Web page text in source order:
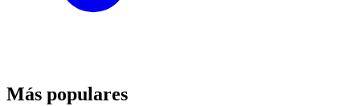
Más populares